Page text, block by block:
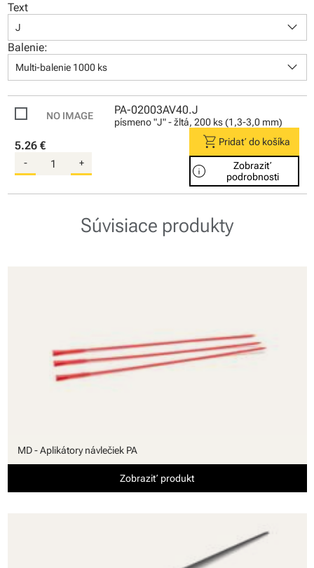
Text
J keyboard_arrow_down
Balenie:
Multi-balenie 1000 ks keyboard_arrow_down
PA-02003AV40.J
písmeno "J" - žltá, 200 ks (1,3-3,0 mm)
5.26 €
- +
shopping_cart Pridať do košíka
info
Zobraziť
podrobnosti
Súvisiace produkty
MD - Aplikátory návlečiek PA
Zobraziť produkt